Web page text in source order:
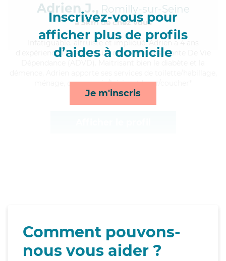
Inscrivez-vous pour
afficher plus de profils
d’aides à domicile
Je m'inscris
Adrien J., Romilly-sur-Seine
à 5km de chez Vous
, altruiste et impliqué, Adrien a 4 ans
d'expérience et possède un diplôme d'Assistante De Vie
ménage, compagnie/loisirs et lever/coucher*
Comment pouvons-
nous vous aider ?